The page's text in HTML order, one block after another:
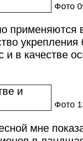
Фото
и в качестве
Фото
мне